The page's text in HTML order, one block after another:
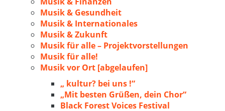
Musik & Gesundheit
Musik & Internationales
Musik & Zukunft
Musik für alle – Projektvorstellungen
Musik für alle!
Musik vor Ort [abgelaufen]
„ kultur? bei uns !“
„Mit besten Grüßen, dein Chor“
Black Forest Voices Festival